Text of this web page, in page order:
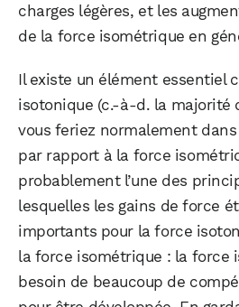
charges légères, et les
de la force isométrique en
Il existe un élément essentiel
isotonique (c.-à-d. la majorité
vous feriez normalement
par rapport à la force
probablement l’une des
lesquelles les gains de force
importants pour la force
la force isométrique : la force
besoin de beaucoup de